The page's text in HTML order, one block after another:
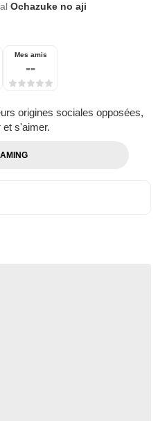
Ochazuke no aji
Mes amis
--
origines sociales opposées,
et s'aimer.